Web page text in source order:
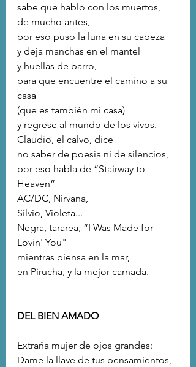
sabe que hablo con los muertos,
de mucho antes,
por eso puso la luna en su cabeza
y deja manchas en el mantel
y huellas de barro,
para que encuentre el camino a su
casa
(que es también mi casa)
y regrese al mundo de los vivos.
Claudio, el calvo, dice
no saber de poesía ni de silencios,
por eso habla de “Stairway to
Heaven”
AC/DC, Nirvana,
Silvio, Violeta...
Negra, tararea, “I Was Made for
Lovin' You"
mientras piensa en la mar,
en Pirucha, y la mejor carnada.
DEL BIEN AMADO
Extraña mujer de ojos grandes:
Dame la llave de tus pensamientos,